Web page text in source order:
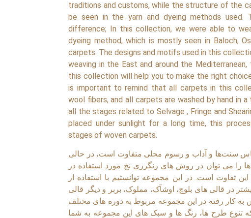
traditions and customs, while the structure of the
be seen in the yarn and dyeing methods used.
difference; In this collection, we were able to
dyeing method, which is mostly seen in Baloch,
carpets. The designs and motifs used in this
weaving in the East and around the
this collection will help you to make the right
is important to remind that all carpets in this
wool fibers, and all carpets are washed by hand in
all the stages related to Selvage , Fringe and
placed under sunlight for a long time, this
stages of woven carpets.
سنت‌ها و آداب و رسوم محلی متفاوت است، در حالی
را می توان در روش های رنگرزی نخ مورد استفاده در
است. در این مجموعه توانستیم با استفاده از
در قالی های بلوچ، اوشآک، مملوک، بربر و دیگر قالی
کار رفته در این مجموعه مربوط به دوره های مختلف
تنوع طرح ها، رنگ ها و سبک های این مجموعه به شما